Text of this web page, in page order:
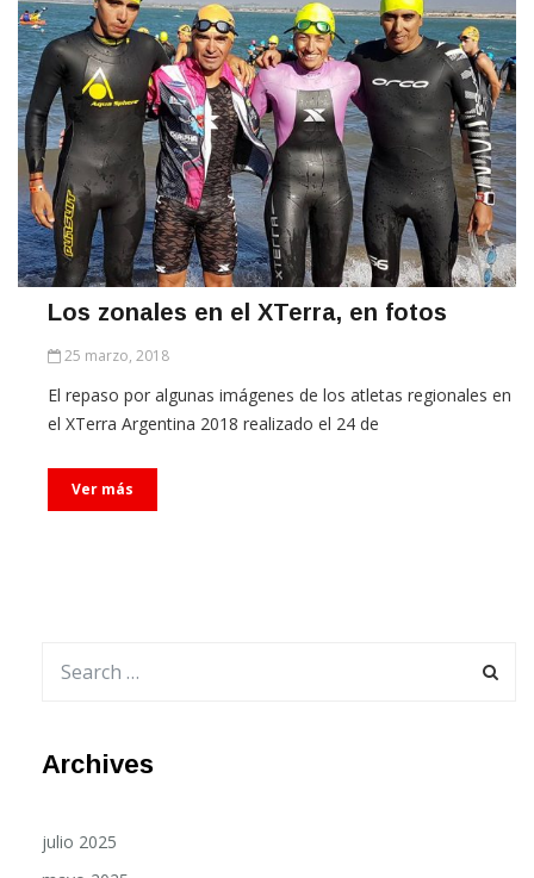
Los zonales en el XTerra, en fotos
El repaso por algunas imágenes de los atletas regionales en
el XTerra Argentina 2018 realizado el 24 de
mayo 2025